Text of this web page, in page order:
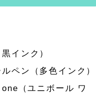
インク）
ペン（多色インク）
（ユニボール ワ